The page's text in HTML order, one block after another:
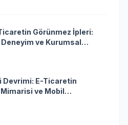
Görünmez İpleri:
Deneyim ve Kurumsal
Senkronizasyonu
Devrimi: E-Ticaretin
ve Mobil
Kurumsal Anahtarı